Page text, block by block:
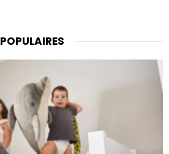
POPULAIRES